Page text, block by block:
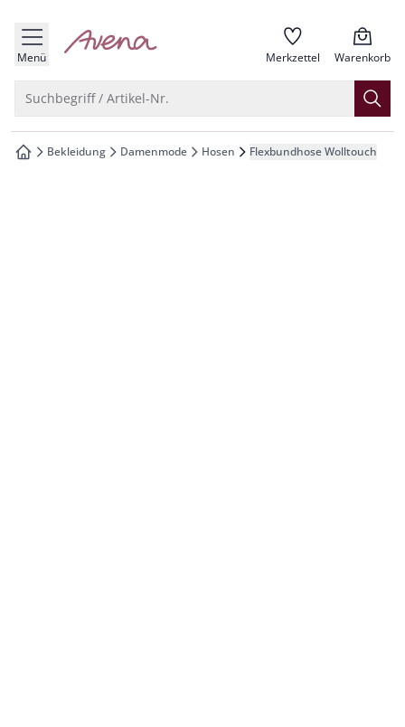
springen
springen
springen
springen
Menü zur Startseite Merkzettel Warenkorb
Suchbegriff / Artikel-Nr.
zur Startseite
Bekleidung Damenmode Hosen Flexbundhose Wolltouch